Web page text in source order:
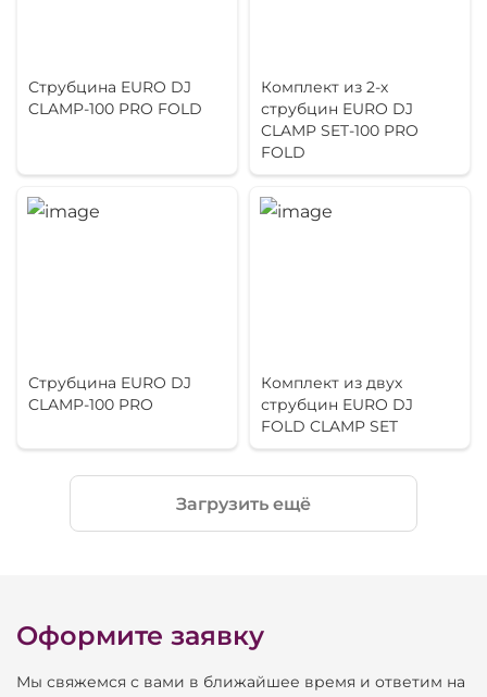
Струбцина EURO DJ
CLAMP-100 PRO FOLD
Комплект из 2-х
струбцин EURO DJ
CLAMP SET-100 PRO
FOLD
Струбцина EURO DJ
CLAMP-100 PRO
Комплект из двух
струбцин EURO DJ
FOLD CLAMP SET
Загрузить ещё
Оформите заявку
Мы свяжемся с вами в ближайшее время и ответим на